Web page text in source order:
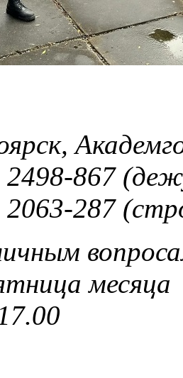
2498-867
287
месяца